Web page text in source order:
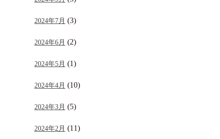
2024年7月 (3)
2024年6月 (2)
2024年5月 (1)
2024年4月 (10)
2024年3月 (5)
2024年2月 (11)